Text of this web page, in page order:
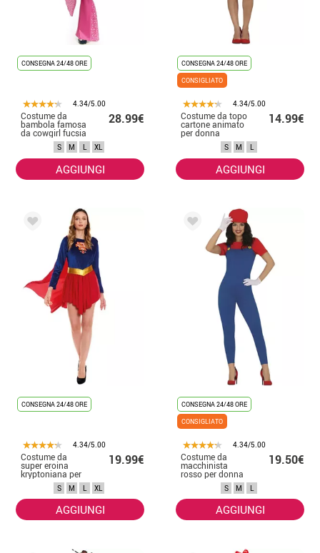
CONSEGNA 24/48 ORE
4.34/5.00
Costume da
bambola famosa
da cowgirl fucsia
per donna
28.99€
S M L XL
AGGIUNGI
CONSEGNA 24/48 ORE
CONSIGLIATO
4.34/5.00
Costume da topo
cartone animato
per donna
14.99€
S M L
AGGIUNGI
CONSEGNA 24/48 ORE
4.34/5.00
Costume da
super eroina
kryptoniana per
donna
19.99€
S M L XL
AGGIUNGI
CONSEGNA 24/48 ORE
CONSIGLIATO
4.34/5.00
Costume da
macchinista
rosso per donna
19.50€
S M L
AGGIUNGI